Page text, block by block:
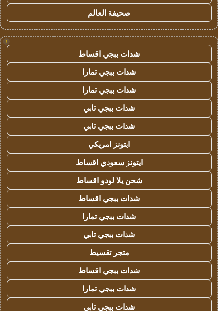
صحيفة العالم
!
شدات ببجي اقساط
شدات ببجي تمارا
شدات ببجي تمارا
شدات ببجي تابي
شدات ببجي تابي
ايتونز امريكي
ايتونز سعودي اقساط
شحن يلا لودو اقساط
شدات ببجي اقساط
شدات ببجي تمارا
شدات ببجي تابي
متجر تقسيط
شدات ببجي اقساط
شدات ببجي تمارا
شدات ببجي تابي